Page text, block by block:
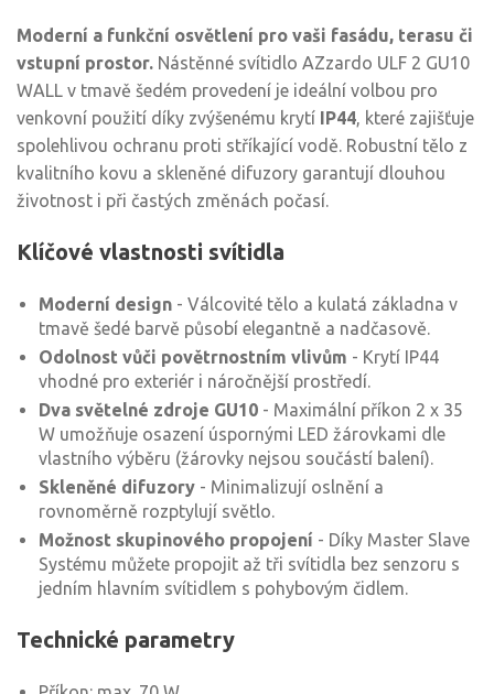
Moderní a funkční osvětlení pro vaši fasádu, terasu či
vstupní prostor. Nástěnné svítidlo AZzardo ULF 2 GU10
WALL v tmavě šedém provedení je ideální volbou pro
venkovní použití díky zvýšenému krytí IP44, které zajišťuje
spolehlivou ochranu proti stříkající vodě. Robustní tělo z
kvalitního kovu a skleněné difuzory garantují dlouhou
životnost i při častých změnách počasí.
Klíčové vlastnosti svítidla
Moderní design - Válcovité tělo a kulatá základna v
tmavě šedé barvě působí elegantně a nadčasově.
Odolnost vůči povětrnostním vlivům - Krytí IP44
vhodné pro exteriér i náročnější prostředí.
Dva světelné zdroje GU10 - Maximální příkon 2 x 35
W umožňuje osazení úspornými LED žárovkami dle
vlastního výběru (žárovky nejsou součástí balení).
Skleněné difuzory - Minimalizují oslnění a
rovnoměrně rozptylují světlo.
Možnost skupinového propojení - Díky Master Slave
Systému můžete propojit až tři svítidla bez senzoru s
jedním hlavním svítidlem s pohybovým čidlem.
Technické parametry